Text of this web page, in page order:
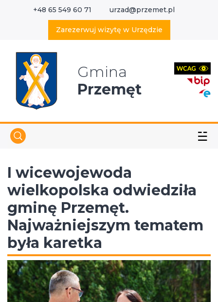
+48 65 549 60 71 urzad@przemet.pl
Zarezerwuj wizytę w Urzędzie
Gmina
Przemęt
☱
I wicewojewoda
wielkopolska odwiedziła
gminę Przemęt.
Najważniejszym tematem
była karetka
Wyszukaj w serwisie